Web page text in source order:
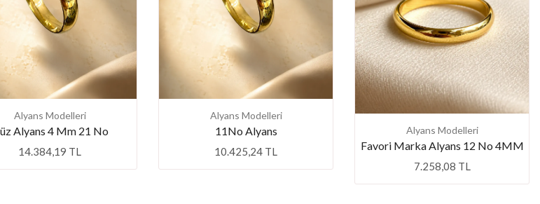
Alyans Modelleri
Alyans 4 Mm 21 No
14.384,19 TL
Alyans Modelleri
11No Alyans
10.425,24 TL
Alyans Modelleri
Favori Marka Alyans 12 No 4MM
7.258,08 TL